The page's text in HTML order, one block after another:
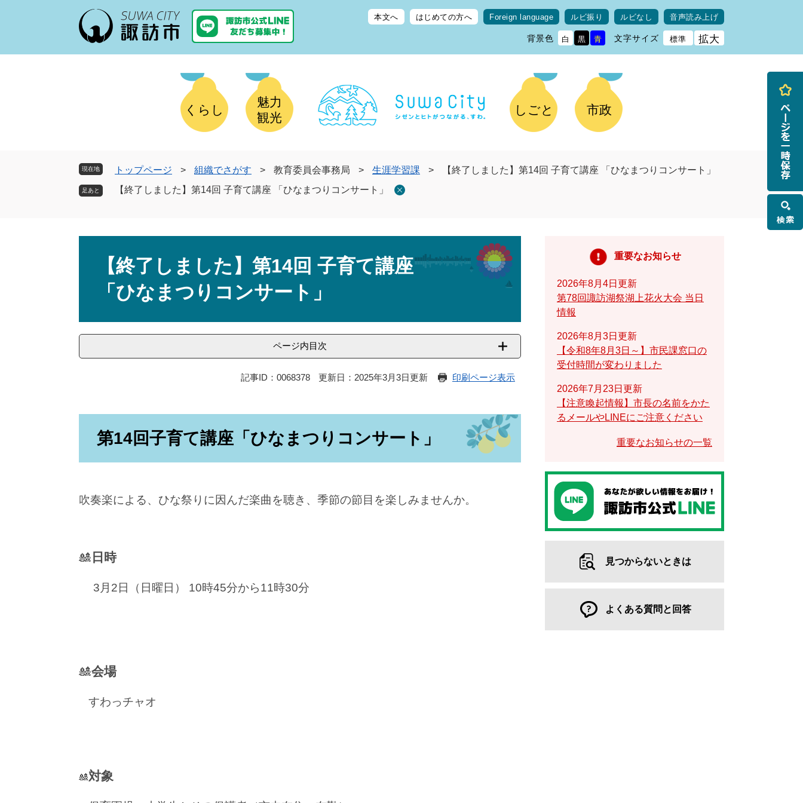
本文へ はじめての方へ Foreign language ルビ振り ルビなし 音声読み上げ
背景色 白 黒 青 文字サイズ 標準 拡大
くらし
魅力
観光
しごと 市政
現在地 トップページ > 組織でさがす > 教育委員会事務局 > 生涯学習課 >
【終了しました】第14回 子育て講座 「ひなまつりコンサート」
【終了しました】第14回 子育て講座 「ひなまつりコンサート」
【終了しました】第14回 子育て講座
「ひなまつりコンサート」
ページ内目次
記事ID：0068378 更新日：2025年3月3日更新 印刷ページ表示
第14回子育て講座「ひなまつりコンサート」
吹奏楽による、ひな祭りに因んだ楽曲を聴き、季節の節目を楽しみませんか。
🎎 日時
3月2日（日曜日） 10時45分から11時30分
🎎会場
すわっチャオ
🎎対象
重要なお知らせ
2026年8月4日更新
第78回諏訪湖祭湖上花火大会 当日
情報
2026年8月3日更新
【令和8年8月3日～】市民課窓口の
受付時間が変わりました
2026年7月23日更新
【注意喚起情報】市長の名前をかた
るメールやLINEにご注意ください
重要なお知らせの一覧
見つからないときは
よくある質問と回答